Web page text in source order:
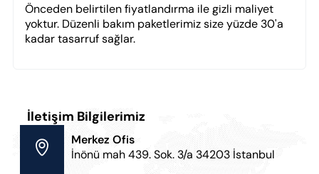
Önceden belirtilen fiyatlandırma ile gizli maliyet
yoktur. Düzenli bakım paketlerimiz size yüzde 30'a
kadar tasarruf sağlar.
İletişim Bilgilerimiz
Merkez Ofis
İnönü mah 439. Sok. 3/a 34203 İstanbul